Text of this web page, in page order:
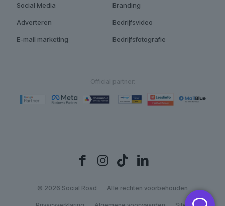
Social Media
Adverteren
E-mail marketing
Branding
Bedrijfsvideo
Bedrijfsfotografie
Official partner:
© 2026 Social Road Alle rechten voorbehouden